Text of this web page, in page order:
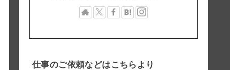
仕事のご依頼などはこちらより